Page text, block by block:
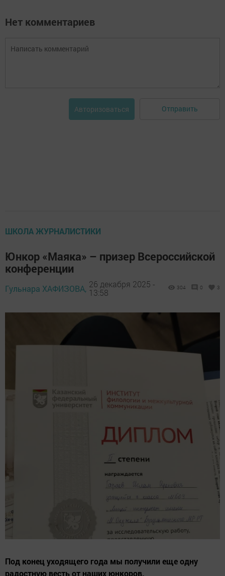
Нет комментариев
Авторизоваться Отправить
ШКОЛА ЖУРНАЛИСТИКИ
Юнкор «Маяка» – призер Всероссийской
конференции
Гульнара ХАФИЗОВА, 26 декабря 2025 -
13:58
304 0 3
Под конец уходящего года мы получили еще одну
радостную весть от наших юнкоров.